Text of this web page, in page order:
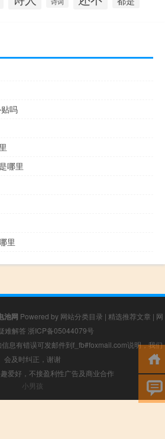
吗
哪里
里
池网 Powered by 网站分类目录 | 精选推荐文章 | 网
难解答 浙ICP备05044079号
息有错误可发邮件到f_fb#foxmail.com说明，我们
会及时纠正，谢谢
爱好，不接盈利性广告及商业合作
小男孩